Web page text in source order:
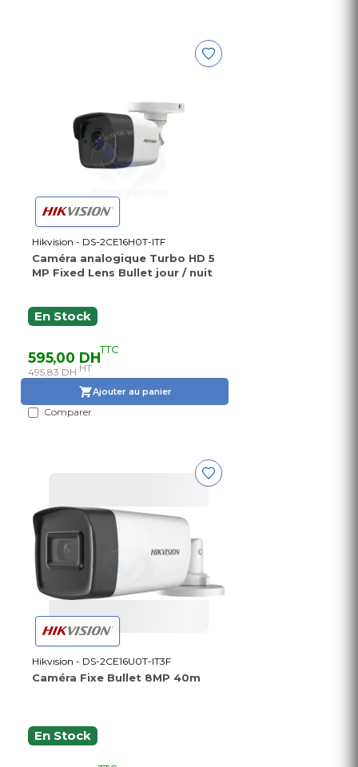
Hikvision - DS-2CE16H0T-ITF
Caméra analogique Turbo HD 5
MP Fixed Lens Bullet jour / nuit
En Stock
595,00 DHTTC
495,83 DH HT
Ajouter au panier
Comparer
Hikvision - DS-2CE16U0T-IT3F
Caméra Fixe Bullet 8MP 40m
En Stock